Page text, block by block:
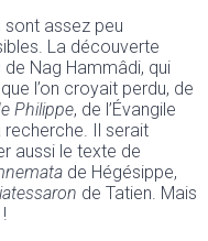
assez peu
La découverte
Nag Hammâdi, qui
l’on croyait perdu, de
Philippe, de l’Évangile
recherche. Il serait
aussi le texte de
de Hégésippe,
de Tatien. Mais